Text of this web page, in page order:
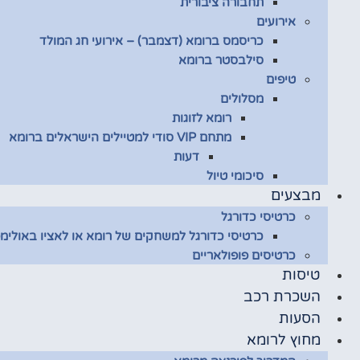
אירועים
כריסמס ברומא (דצמבר) – אירועי חג המולד
סילבסטר ברומא
טיפים
מסלולים
רומא לזוגות
מתחם VIP סודי למטיילים הישראלים ברומא
דעות
סיכומי טיול
מבצעים
כרטיסי כדורגל
כרטיסי כדורגל למשחקים של רומא או לאציו
כרטיסים פופולאריים
טיסות
השכרת רכב
הסעות
מחוץ לרומא